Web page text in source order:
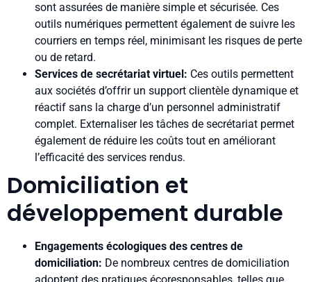
sont assurées de manière simple et sécurisée. Ces
outils numériques permettent également de suivre les
courriers en temps réel, minimisant les risques de perte
ou de retard.
Services de secrétariat virtuel: Ces outils permettent
aux sociétés d’offrir un support clientèle dynamique et
réactif sans la charge d’un personnel administratif
complet. Externaliser les tâches de secrétariat permet
également de réduire les coûts tout en améliorant
l’efficacité des services rendus.
Domiciliation et
développement durable
Engagements écologiques des centres de
domiciliation: De nombreux centres de domiciliation